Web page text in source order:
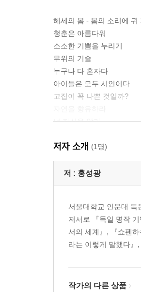
헤세의 봄 - 봄의 소리에 귀
청춘은 아름다워
소소한 기쁨을 누리기
무위의 기술
누구나 다 혼자다
아이들은 모두 시인이다
고집이 꼭 나쁜 것일까?
너 자신을 알라
2. 여름 - 삶의 파도에 뛰어
너 자신의 길을 가라(Geh
늙어가는 중에
평화는 전쟁보다 고귀하다
헤세는 정치적인가?
괴테에게로 가는 길
너 자신의 길을 가라
저자 소개 (1명)
저 : 홍성광
서울대학교 인문대 독
저서로 『독일 명작
서의 세계』, 『쇼펜
라는 이렇게 말했다』
작가의 다른 상품